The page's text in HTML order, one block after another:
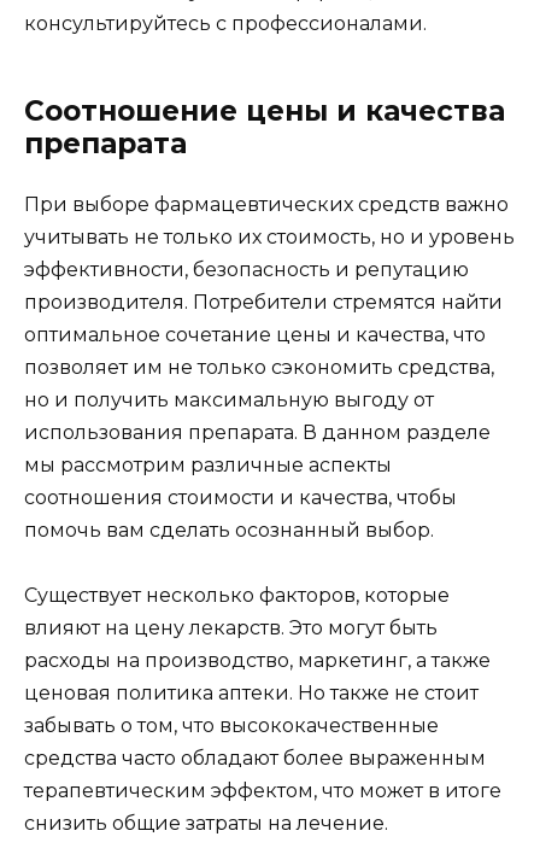
консультируйтесь с профессионалами.
Соотношение цены и качества
препарата
При выборе фармацевтических средств важно
учитывать не только их стоимость, но и уровень
эффективности, безопасность и репутацию
производителя. Потребители стремятся найти
оптимальное сочетание цены и качества, что
позволяет им не только сэкономить средства,
но и получить максимальную выгоду от
использования препарата. В данном разделе
мы рассмотрим различные аспекты
соотношения стоимости и качества, чтобы
помочь вам сделать осознанный выбор.
Существует несколько факторов, которые
влияют на цену лекарств. Это могут быть
расходы на производство, маркетинг, а также
ценовая политика аптеки. Но также не стоит
забывать о том, что высококачественные
средства часто обладают более выраженным
терапевтическим эффектом, что может в итоге
снизить общие затраты на лечение.